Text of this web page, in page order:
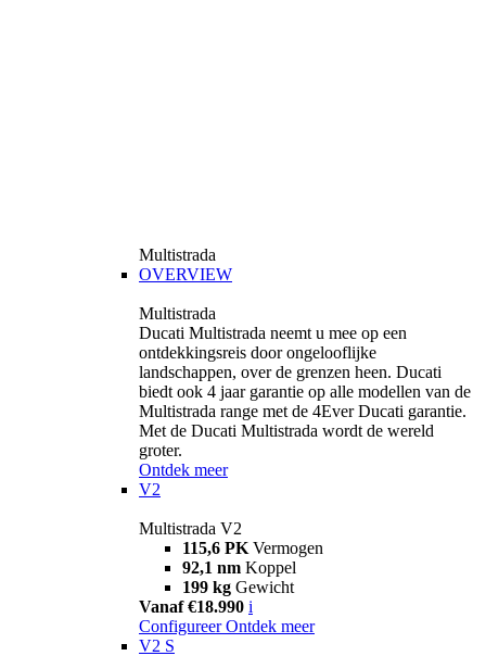
Multistrada
OVERVIEW
Multistrada
Ducati Multistrada neemt u mee op een
ontdekkingsreis door ongelooflijke
landschappen, over de grenzen heen. Ducati
biedt ook 4 jaar garantie op alle modellen van de
Multistrada range met de 4Ever Ducati garantie.
Met de Ducati Multistrada wordt de wereld
groter.
Ontdek meer
V2
Multistrada V2
115,6 PK Vermogen
92,1 nm Koppel
199 kg Gewicht
Vanaf €18.990 i
Configureer Ontdek meer
V2 S